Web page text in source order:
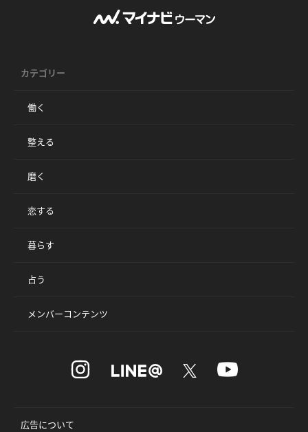
カテゴリー
働く
整える
磨く
恋する
暮らす
占う
メンバーコンテンツ
広告について